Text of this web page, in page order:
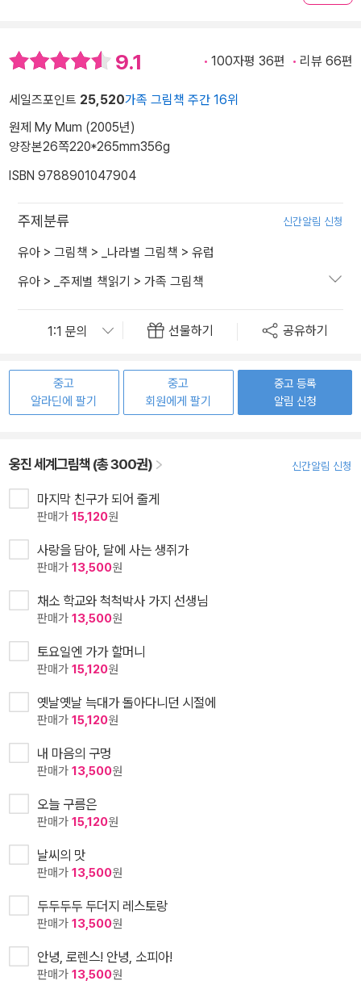
9.1 100자평 36편 리뷰 66편
세일즈포인트 25,520가족 그림책 주간 16위
원제 My Mum (2005년)
양장본26쪽220*265mm356g
ISBN 9788901047904
주제분류 신간알림 신청
유아 > 그림책 > _나라별 그림책 > 유럽
유아 > _주제별 책읽기 > 가족 그림책
선물하기 공유하기
중고
알라딘에 팔기
중고
회원에게 팔기
중고 등록
알림 신청
웅진 세계그림책 (총 300권) 신간알림 신청
마지막 친구가 되어 줄게
판매가 15,120원
사랑을 담아, 달에 사는 생쥐가
판매가 13,500원
채소 학교와 척척박사 가지 선생님
판매가 13,500원
토요일엔 가가 할머니
판매가 15,120원
옛날옛날 늑대가 돌아다니던 시절에
판매가 15,120원
내 마음의 구멍
판매가 13,500원
오늘 구름은
판매가 15,120원
날씨의 맛
판매가 13,500원
두두두두 두더지 레스토랑
판매가 13,500원
안녕, 로렌스! 안녕, 소피아!
판매가 13,500원